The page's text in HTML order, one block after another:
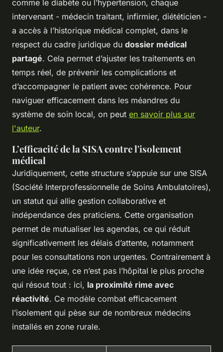
comme le diabète ou l’hypertension, chaque
intervenant - médecin traitant, infirmier, diététicien -
a accès à l’historique médical complet, dans le
respect du cadre juridique du dossier médical
partagé. Cela permet d’ajuster les traitements en
temps réel, de prévenir les complications et
d’accompagner le patient avec cohérence. Pour
naviguer efficacement dans les méandres du
système de soin local, on peut en savoir plus sur
l'auteur.
L’efficacité de la SISA contre l'isolement
médical
Juridiquement, cette structure s’appuie sur une SISA
(Société Interprofessionnelle de Soins Ambulatoires),
un statut qui allie gestion collaborative et
indépendance des praticiens. Cette organisation
permet de mutualiser les agendas, ce qui réduit
significativement les délais d’attente, notamment
pour les consultations non urgentes. Contrairement à
une idée reçue, ce n’est pas l’hôpital le plus proche
qui résout tout : ici, la proximité rime avec
réactivité. Ce modèle combat efficacement
l’isolement qui pèse sur de nombreux médecins
installés en zone rurale.